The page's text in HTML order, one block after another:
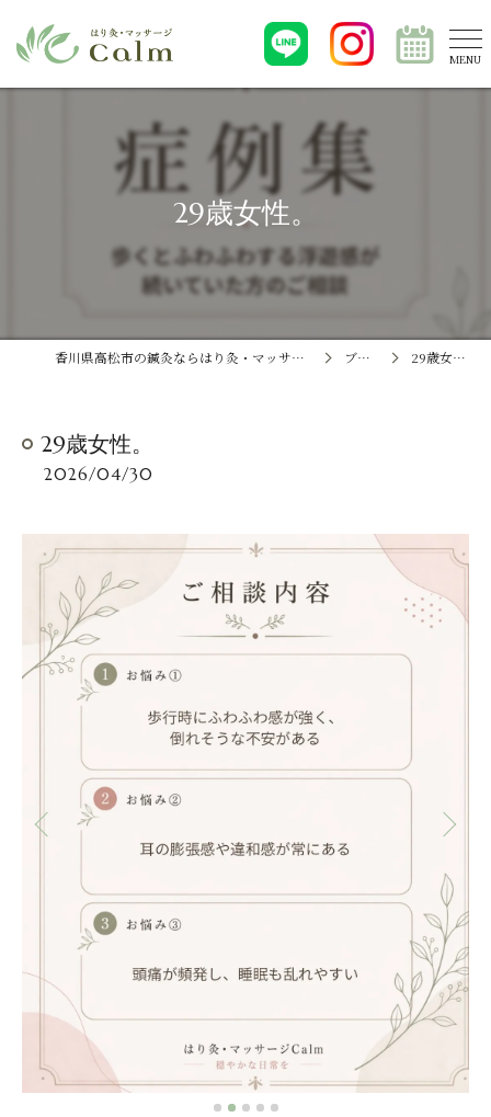
29歳女性。
香川県高松市の鍼灸ならはり灸・マッサージCalm ブログ 29歳女性。
29歳女性。
2026/04/30